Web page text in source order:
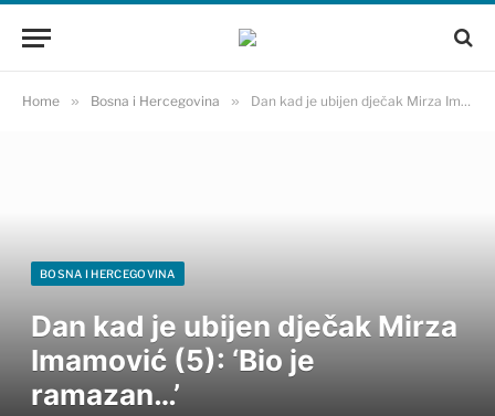
Home » Bosna i Hercegovina » Dan kad je ubijen dječak Mirza Imamović (5): ‘Bio je ramazan…’
BOSNA I HERCEGOVINA
Dan kad je ubijen dječak Mirza
Imamović (5): ‘Bio je
ramazan…’